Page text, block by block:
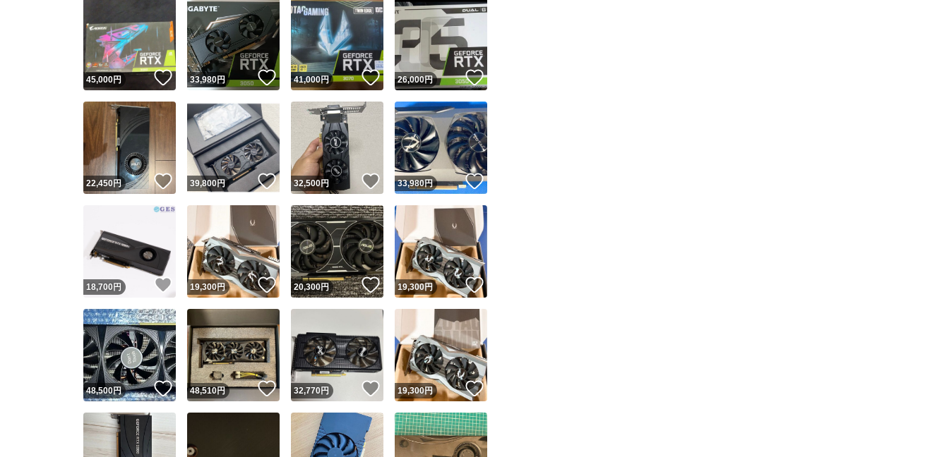
45,000円 いいね！
33,980円 いいね！
41,000円 いいね！
26,000円 いいね！
22,450円 いいね！
39,800円 いいね！
32,500円 いいね！
33,980円 いいね！
18,700 円 いいね！
19,300円 いいね！
20,300円 いいね！
19,300円 いいね！
48,500円 いいね！
48,510円 いいね！
32,770円 いいね！
19,300円 いいね！